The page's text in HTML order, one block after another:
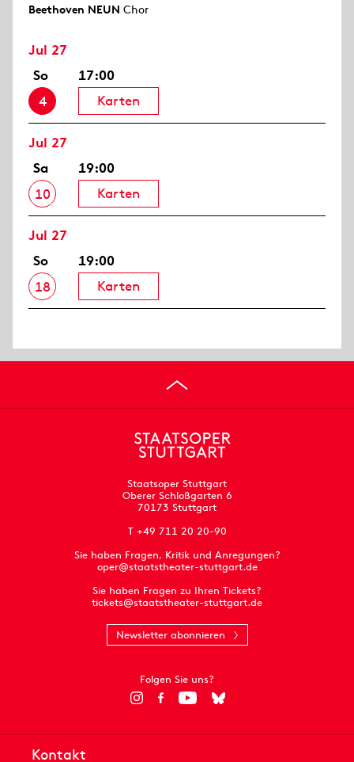
Beethoven NEUN Chor
Jul 27
So
4
17:00
Karten
Jul 27
Sa
10
19:00
Karten
Jul 27
So
18
19:00
Karten
Staatsoper Stuttgart
Oberer Schloßgarten 6
70173 Stuttgart
T +49 711 20 20-90
Sie haben Fragen, Kritik und Anregungen?
oper@staatstheater-stuttgart.de
Sie haben Fragen zu Ihren Tickets?
tickets@staatstheater-stuttgart.de
Newsletter abonnieren
Folgen Sie uns?
Kontakt